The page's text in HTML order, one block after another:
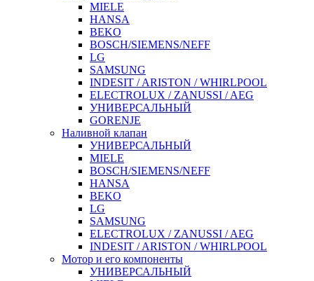
MIELE
HANSA
BEKO
BOSCH/SIEMENS/NEFF
LG
SAMSUNG
INDESIT / ARISTON / WHIRLPOOL
ELECTROLUX / ZANUSSI / AEG
УНИВЕРСАЛЬНЫЙ
GORENJE
Наливной клапан
УНИВЕРСАЛЬНЫЙ
MIELE
BOSCH/SIEMENS/NEFF
HANSA
BEKO
LG
SAMSUNG
ELECTROLUX / ZANUSSI / AEG
INDESIT / ARISTON / WHIRLPOOL
Мотор и его компоненты
УНИВЕРСАЛЬНЫЙ